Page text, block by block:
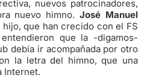
nuevos patrocinadores,
nuevo himno.José Manuel
hijo, que han crecido con el FS
que la -digamos-
debía ir acompañada por otro
la letra del himno, que una
Internet.